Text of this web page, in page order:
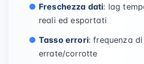
Freschezza dati: lag
reali ed esportati
Tasso errori: frequenza
errate/corrotte